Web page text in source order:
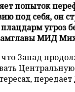
попыток
под себя, он
угроз
МИД
что Запад
передает